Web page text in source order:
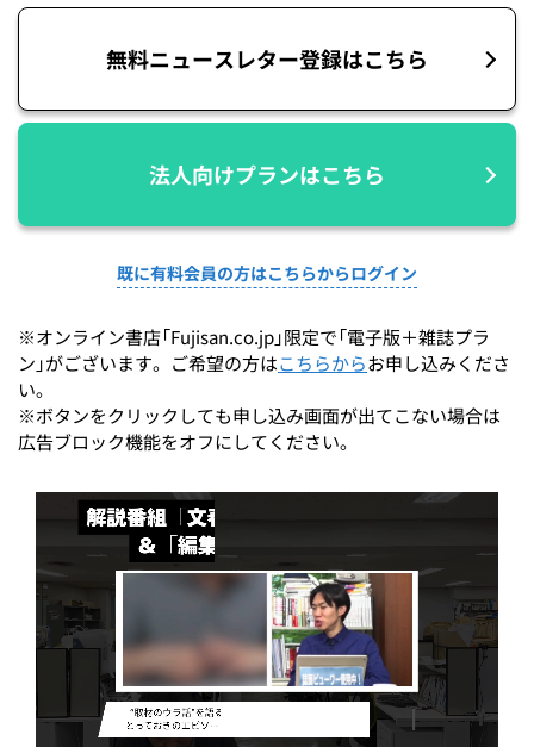
無料ニュースレター登録はこちら
法人向けプランはこちら
既に有料会員の方はこちらからログイン
※オンライン書店「Fujisan.co.jp」限定で「電子版＋雑誌プラ
ン」がございます。ご希望の方はこちらからお申し込みくださ
い。
※ボタンをクリックしても申し込み画面が出てこない場合は
広告ブロック機能をオフにしてください。